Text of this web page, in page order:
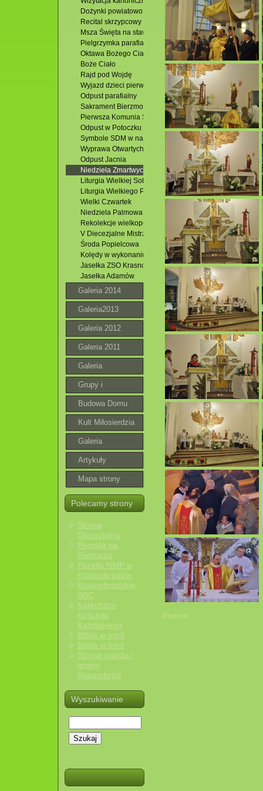
Dożynki powiatowo - gminne. Jacnia 2015
Recital skrzypcowy - Karol Lipiński-Brańka
Msza Święta na stawach
Pielgrzymka parafialna-Zakopane
Oktawa Bożego Ciała
Boże Ciało
Rajd pod Wojdę
Wyjazd dzieci pierwszokomunijnych
Odpust parafialny
Sakrament Bierzmowania i poświęcenie Domu
Pierwsza Komunia Święta
Odpust w Potoczku
Symbole SDM w naszej parafii
Wyprawa Otwartych Oczu
Odpust Jacnia
Niedziela Zmartwychwstania Pańskiego
Liturgia Wielkiej Soboty
Liturgia Wielkiego Piątku
Wielki Czwartek
Niedziela Palmowa
Rekolekcje wielkopostne
V Diecezjalne Mistrzostwa w Piłce Siatkowej
Środa Popielcowa
Kolędy w wykonaniu zespołu Wójtowianie
Jasełka ZSO Krasnobród
Jasełka Adamów
Galeria 2014
Galeria2013
Galeria 2012
Galeria 2011
Galeria
Grupy i
wspólnoty
Budowa Domu
Parafialnego
Kult Miłosierdzia
Bożego
Galeria
roztoczańska
Artykuły
Mapa strony
Polecamy strony
Strona
Diecezjalna
Pogoda na
Roztoczu
Parafia NMP w
Krasnobrodzie
Krasnobrodzkie
ABC
Katechizm
Kościoła
Katolickiego
Biblia w mp3
Biblia w html
Strona miasta i
gminy
Krasnobród
Wyszukiwanie
Szukaj
Powrót